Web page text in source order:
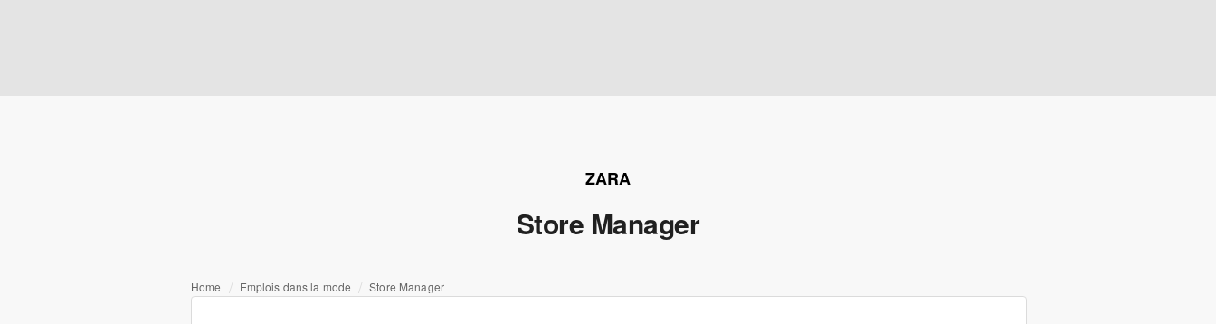
ZARA
Store Manager
Home Emplois dans la mode Store Manager